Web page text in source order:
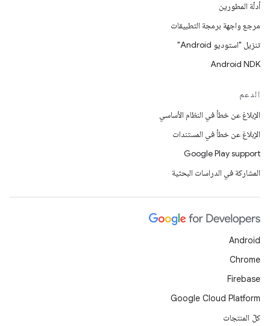
أدلّة المطورين
مرجع واجهة برمجة التطبيقات
تنزيل "استوديو Android"
Android NDK
الدعم
الإبلاغ عن خطأ في النظام الأساسي
الإبلاغ عن خطأ في المستندات
Google Play support
المشاركة في الدراسات البحثية
Android
Chrome
Firebase
Google Cloud Platform
كلّ المنتجات